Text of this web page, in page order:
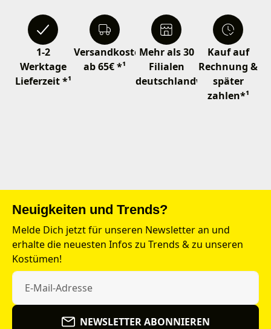
1-2
Werktage
Lieferzeit *¹
Versandkostenfrei
ab 65€ *¹
Mehr als 30
Filialen
deutschlandweit
Kauf auf
Rechnung &
später
zahlen*¹
Neuigkeiten und Trends?
Melde Dich jetzt für unseren Newsletter an und
erhalte die neuesten Infos zu Trends & zu unseren
Kostümen!
NEWSLETTER ABONNIEREN